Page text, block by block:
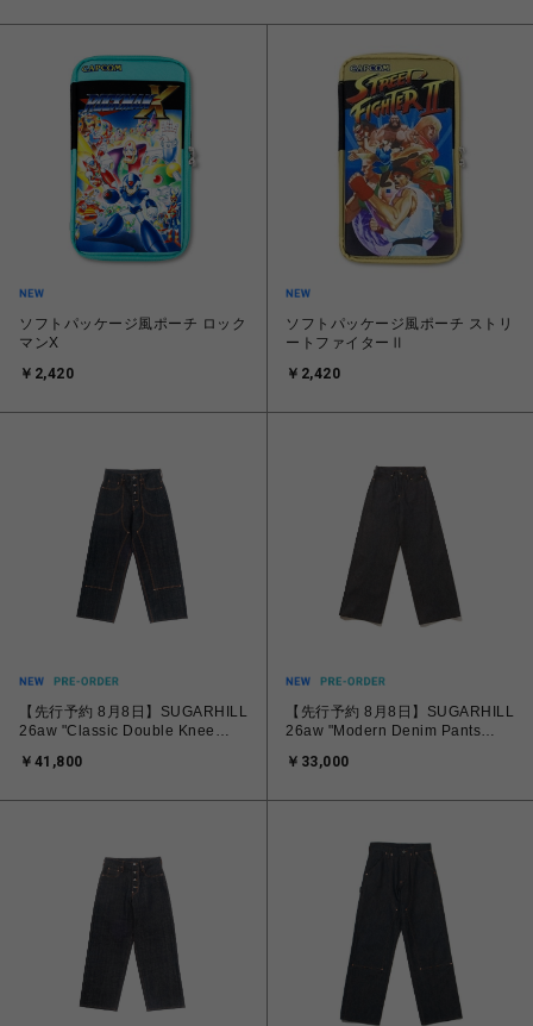
ソフトパッケージ風ポーチ ロック
マンX
￥2,420
ソフトパッケージ風ポーチ ストリ
ートファイターⅡ
￥2,420
【先行予約 8月8日】SUGARHILL
26aw "Classic Double Knee
￥41,800
【先行予約 8月8日】SUGARHILL
26aw "Modern Denim Pants
￥33,000